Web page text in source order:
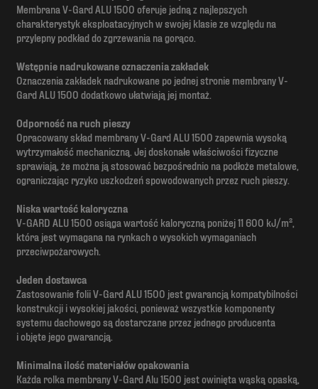
Membrana V-Gard ALU 1500 oferuje jedną z najlepszych
charakterystyk eksploatacyjnych w swojej klasie ze względu na
przylepny podkład do zgrzewania na gorąco.
Wstępnie nadrukowane oznaczenia zakładek
Oznaczenia zakładek nadrukowane po jednej stronie membrany V-
Gard ALU 1500 dodatkowo ułatwiają jej montaż.
Odporność na ruch pieszy
Opracowany skład membrany V-Gard ALU 1500 zapewnia wysoką
wytrzymałość mechaniczną. Jej doskonałe właściwości fizyczne
sprawiają, że można ją stosować bezpośrednio na podłoże metalowe,
ograniczając ryzyko uszkodzeń spowodowanych przez ruch pieszy.
Niska wartość kaloryczna
V-GARD ALU 1500 osiąga wartość kaloryczną poniżej 11 600 kJ/m²,
która jest wymagana na rynkach o wysokich wymaganiach
przeciwpożarowych.
Jeden dostawca
Zastosowanie folii V-Gard ALU 1500 jest gwarancją kompatybilności
konstrukcji i wysokiej jakości, ponieważ wszystkie komponenty
systemu dachowego są dostarczane przez jednego producenta
i objęte jego gwarancją.
Minimalna ilość materiałów opakowania
Każda rolka membrany V-Gard Alu 1500 jest owinięta wąską opaską,